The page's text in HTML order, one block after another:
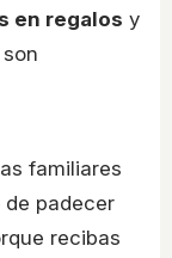
en regalos y
familiares
de padecer
recibas